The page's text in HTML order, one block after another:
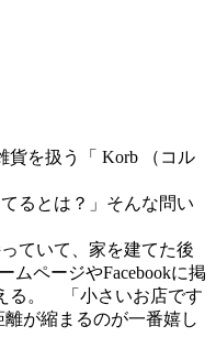
貨を扱う「 Korb （コル
るとは？」そんな問い
ていて、家を建てた後
ページやFacebookに掲
る。 「小さいお店です
が縮まるのが一番嬉し